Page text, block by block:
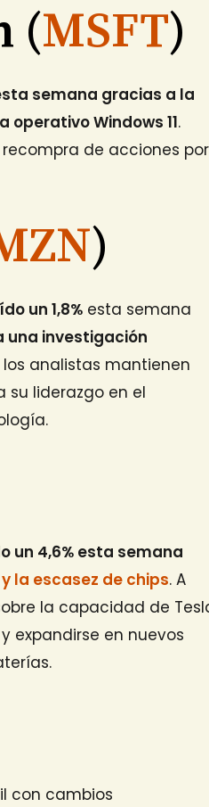
(MSFT)
semana gracias a la
Windows 11.
de acciones por
)
un 1,8% esta semana
una investigación
analistas mantienen
su liderazgo en el
un 4,6% esta semana
la escasez de chips. A
la capacidad de
expandirse en nuevos
con cambios